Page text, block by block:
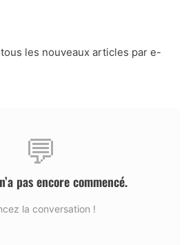
les nouveaux articles par e-
💬
pas encore commencé.
la conversation !